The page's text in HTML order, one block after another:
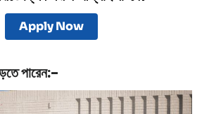
Apply Now
পারেন:-